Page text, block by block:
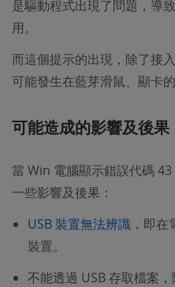
是驅動程式出現了問題，導
用。
而這個提示的出現，除了接
可能發生在藍芽滑鼠、顯卡的
可能造成的影響及後果
當 Win 電腦顯示錯誤代碼
一些影響及後果：
USB 裝置無法辨識 ，即
裝置。
不能透過 USB 存取檔案